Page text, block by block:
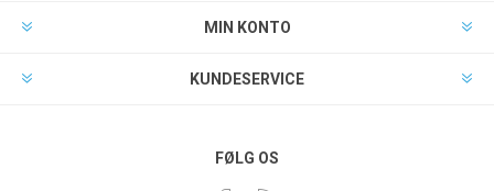
MIN KONTO
KUNDESERVICE
FØLG OS